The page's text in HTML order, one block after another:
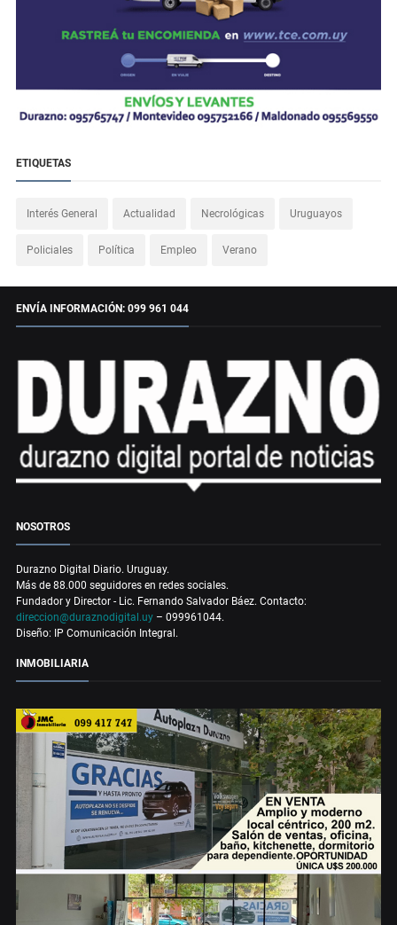
ETIQUETAS
Interés General Actualidad Necrológicas Uruguayos
Policiales Política Empleo Verano
ENVÍA INFORMACIÓN: 099 961 044
NOSOTROS
Durazno Digital Diario. Uruguay.
Más de 88.000 seguidores en redes sociales.
Fundador y Director - Lic. Fernando Salvador Báez. Contacto:
direccion@duraznodigital.uy – 099961044.
Diseño: IP Comunicación Integral.
INMOBILIARIA